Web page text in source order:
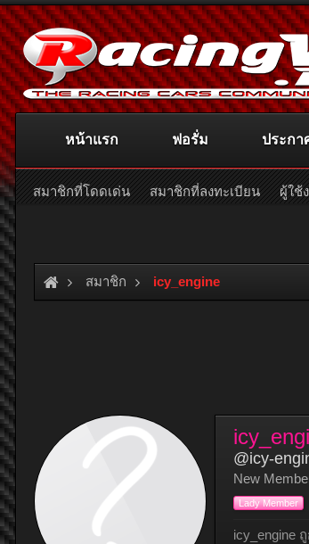
สมาชิก icy_engine
@icy-
New
Lady Member
icy_engine
หน้าแรก ฟอรั่ม ประกา
สมาชิกที่โดดเด่น สมาชิกที่ลงทะเบียน ผู้ใช้